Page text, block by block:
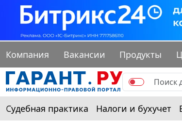
Компания Вакансии Продукты
Судебная практика Налоги и бухучет